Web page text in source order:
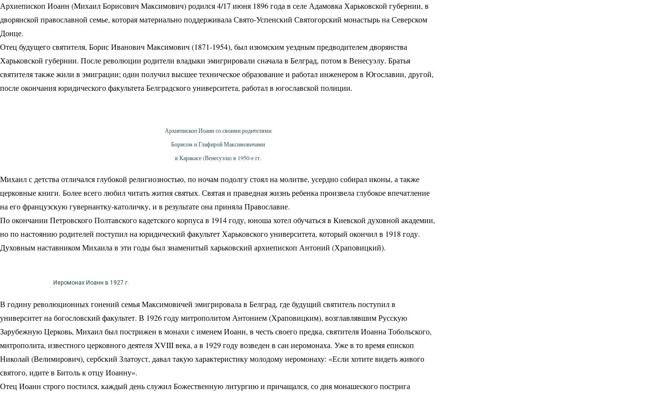
Архиепископ Иоанн (Михаил Борисович Максимович) родился 4/17 июня 1896 года в селе Адамовка Харьковской губернии, в
дворянской православной семье, которая материально поддерживала Свято-Успенский Святогорский монастырь на Северском
Донце.
Отец будущего святителя, Борис Иванович Максимович (1871-1954), был изюмским уездным предводителем дворянства
Харьковской губернии. После революции родители владыки эмигрировали сначала в Белград, потом в Венесуэлу. Братья
святителя также жили в эмиграции; один получил высшее техническое образование и работал инженером в Югославии, другой,
после окончания юридического факультета Белградского университета, работал в югославской полиции.
Архиепископ Иоанн со своими родителями
Борисом и Глафирой Максимовичами
в Каракасе (Венесуэла) в 1950-е гг.
Михаил с детства отличался глубокой религиозностью, по ночам подолгу стоял на молитве, усердно собирал иконы, а также
церковные книги. Более всего любил читать жития святых. Святая и праведная жизнь ребенка произвела глубокое впечатление
на его французскую гувернантку-католичку, и в результате она приняла Православие.
По окончании Петровского Полтавского кадетского корпуса в 1914 году, юноша хотел обучаться в Киевской духовной академии,
но по настоянию родителей поступил на юридический факультет Харьковского университета, который окончил в 1918 году.
Духовным наставником Михаила в эти годы был знаменитый харьковский архиепископ Антоний (Храповицкий).
Иеромонах Иоанн в 1927 г.
В годину революционных гонений семья Максимовичей эмигрировала в Белград, где будущий святитель поступил в
университет на богословский факультет. В 1926 году митрополитом Антонием (Храповицким), возглавлявшим Русскую
Зарубежную Церковь, Михаил был пострижен в монахи с именем Иоанн, в честь своего предка, святителя Иоанна Тобольского,
митрополита, известного церковного деятеля XVIII века, а в 1929 году возведен в сан иеромонаха. Уже в то время епископ
Николай (Велимирович), сербский Златоуст, давал такую характеристику молодому иеромонаху: «Если хотите видеть живого
святого, идите в Битоль к отцу Иоанну».
Отец Иоанн строго постился, каждый день служил Божественную литургию и причащался, со дня монашеского пострига